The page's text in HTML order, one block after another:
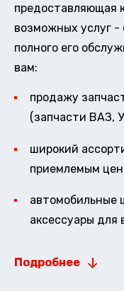
предоставляющая
возможных услуг -
полного его
вам:
продажу
(запчасти ВАЗ,
широкий
приемлемым
автомобильные
аксессуары для
Подробнее